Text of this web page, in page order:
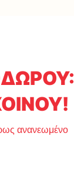
ανανεωμένο